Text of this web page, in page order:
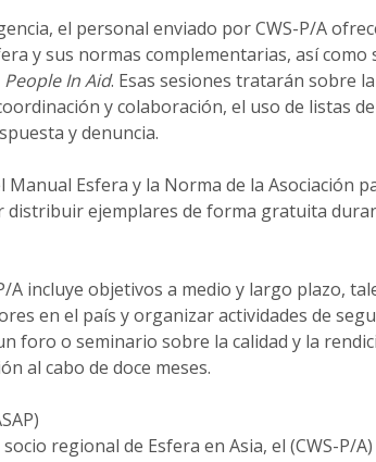
el personal enviado por CWS-P/A
y sus normas complementarias, así como
People In Aid. Esas sesiones tratarán sobre
y colaboración, el uso de listas
y denuncia.
Esfera y la Norma de la Asociación
distribuir ejemplares de forma gratuita
A incluye objetivos a medio y largo plazo,
en el país y organizar actividades de
foro o seminario sobre la calidad y la
al cabo de doce meses.
regional de Esfera en Asia, el (CWS-P/A)